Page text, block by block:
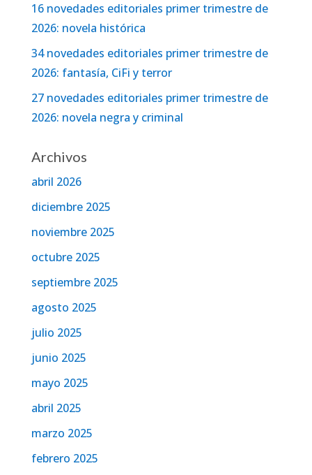
16 novedades editoriales primer trimestre de
2026: novela histórica
34 novedades editoriales primer trimestre de
2026: fantasía, CiFi y terror
27 novedades editoriales primer trimestre de
2026: novela negra y criminal
Archivos
abril 2026
diciembre 2025
noviembre 2025
octubre 2025
septiembre 2025
agosto 2025
julio 2025
junio 2025
mayo 2025
abril 2025
marzo 2025
febrero 2025